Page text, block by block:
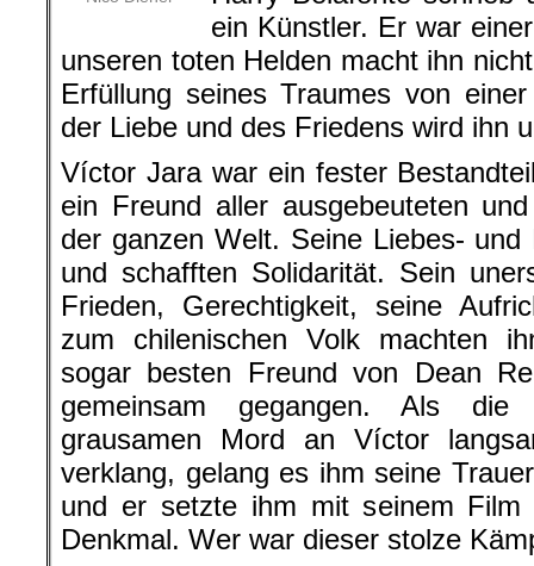
ein Künstler. Er war
unseren toten Helden macht ihn
Erfüllung seines Traumes von
der Liebe und des Friedens wird ihn
Víctor Jara war ein fester
ein Freund aller aus­gebeuteten
der ganzen Welt. Seine Liebes-
und schafften Solidarität. Sein
Frieden, Gerechtigkeit, seine
zum chilenischen Volk machten
sogar besten Freund von Dean
gemeinsam gegangen. Als
grausamen Mord an Víctor
verklang, gelang es ihm seine
und er setzte ihm mit seinem Film
Denkmal. Wer war dieser stolze